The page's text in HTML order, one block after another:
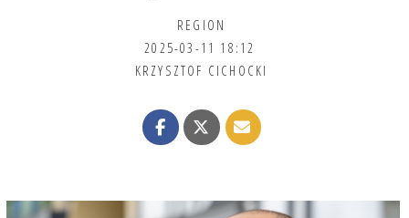
REGION
2025-03-11 18:12
KRZYSZTOF CICHOCKI